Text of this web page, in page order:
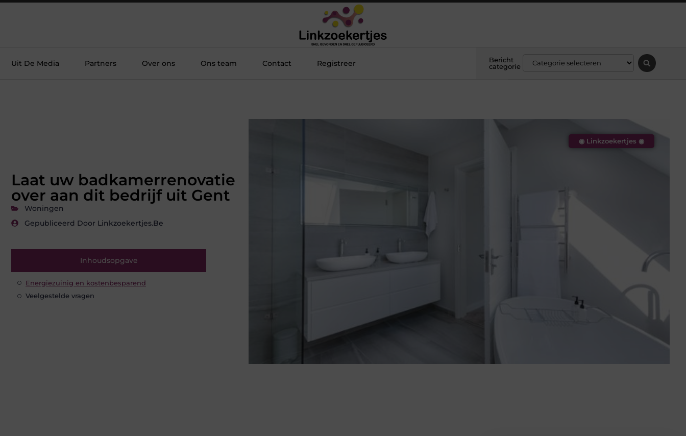
Uit De Media Partners Over ons Ons team Contact Registreer
Bericht
categorie
Laat uw badkamerrenovatie
over aan dit bedrijf uit Gent
Woningen
Gepubliceerd Door Linkzoekertjes.be
Inhoudsopgave
Energiezuinig en kostenbesparend
Veelgestelde vragen
◉ Linkzoekertjes ◉